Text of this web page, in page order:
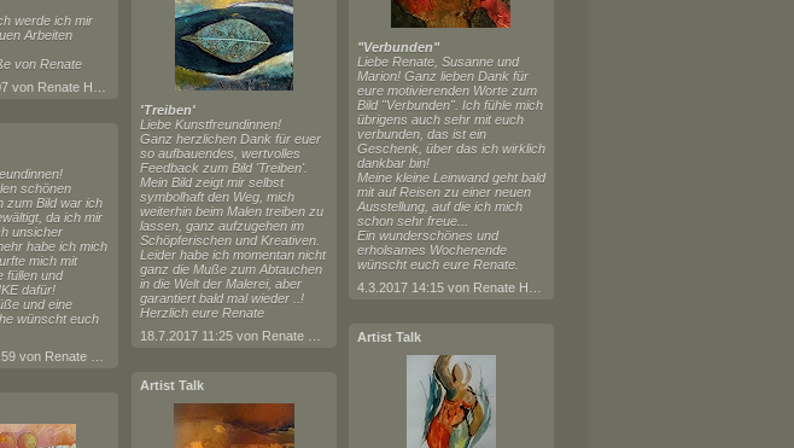
werde ich mir
Arbeiten
von Renate
schönen
zum Bild war ich
da ich mir
unsicher
habe ich mich
mich mit
füllen und
dafür!
und eine
wünscht euch
'Treiben'
Liebe Kunstfreundinnen!
Ganz herzlichen Dank für euer
so aufbauendes, wertvolles
Feedback zum Bild 'Treiben'.
Mein Bild zeigt mir selbst
symbolhaft den Weg, mich
weiterhin beim Malen treiben zu
lassen, ganz aufzugehen im
Schöpferischen und Kreativen.
Leider habe ich momentan nicht
ganz die Muße zum Abtauchen
in die Welt der Malerei, aber
garantiert bald mal wieder ..!
Herzlich eure Renate
Artist Talk
"Verbunden"
Liebe Renate, Susanne und
Marion! Ganz lieben Dank für
eure motivierenden Worte zum
Bild "Verbunden". Ich fühle mich
übrigens auch sehr mit euch
verbunden, das ist ein
Geschenk, über das ich wirklich
dankbar bin!
Meine kleine Leinwand geht bald
mit auf Reisen zu einer neuen
Ausstellung, auf die ich mich
schon sehr freue...
Ein wunderschönes und
erholsames Wochenende
wünscht euch eure Renate.
Artist Talk